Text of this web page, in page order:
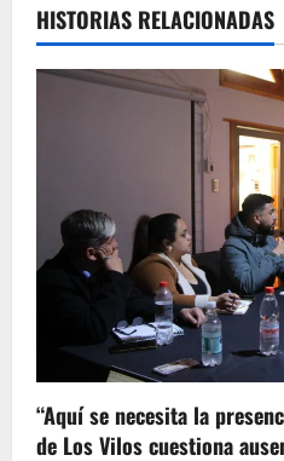
HISTORIAS RELACIONADAS
“Aquí se necesita la
de Los Vilos cuestiona